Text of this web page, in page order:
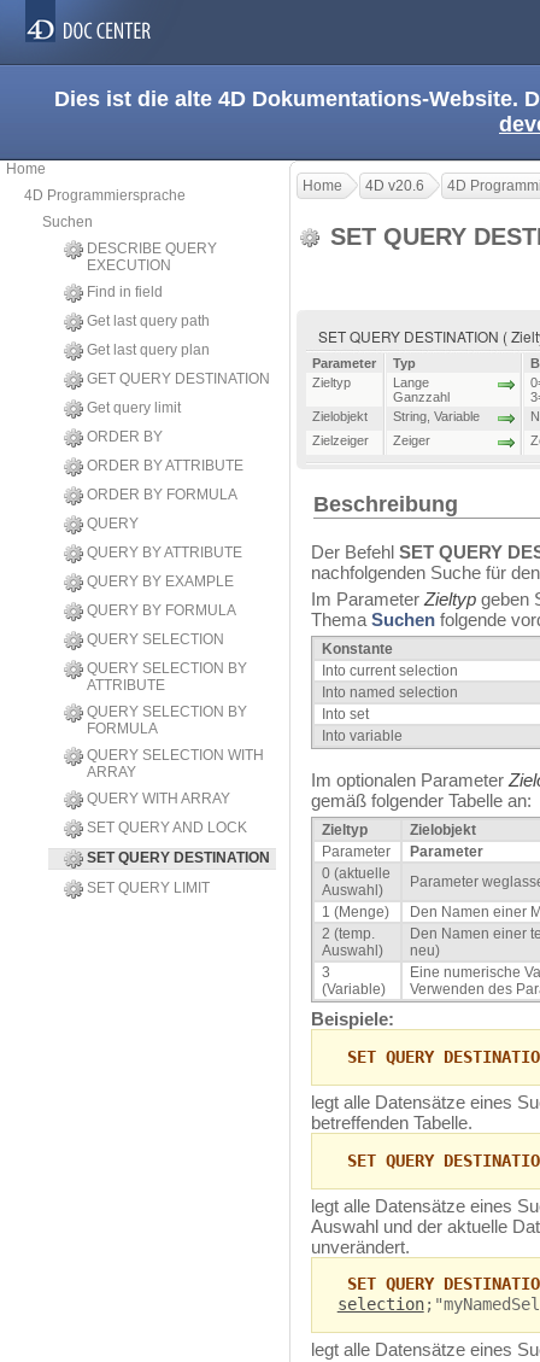
Dies ist die alte 4D Dokumentations-Website.
Home
4D Programmiersprache
Suchen
DESCRIBE QUERY
EXECUTION
Find in field
Get last query path
Get last query plan
GET QUERY DESTINATION
Get query limit
ORDER BY
ORDER BY ATTRIBUTE
ORDER BY FORMULA
QUERY
QUERY BY ATTRIBUTE
QUERY BY EXAMPLE
QUERY BY FORMULA
QUERY SELECTION
QUERY SELECTION BY
ATTRIBUTE
QUERY SELECTION BY
FORMULA
QUERY SELECTION WITH
ARRAY
QUERY WITH ARRAY
SET QUERY AND LOCK
SET QUERY DESTINATION
SET QUERY LIMIT
Home 4D v20.6 4D
SET QUERY
SET QUERY DESTINATION (
Parameter Typ
Zieltyp
Lange
Ganzzahl
Zielobjekt
String Variable
Zielzeiger
Zeiger
Beschreibung
Der Befehl SET QUERY
nachfolgenden Suche für
Im ParameterZieltyp geben
ThemaSuchen folgende
Konstante
Into current selection
Into named selection
Into set
Into variable
Im optionalen Parameter
gemäß folgender Tabelle an:
Zieltyp
Zielobjekt
Parameter
Parameter
0 (aktuelle
Auswahl)
Parameter
1 (Menge)
Den Namen einer
2 (temp.
Auswahl)
Den Namen einer
neu)
3
(Variable)
Eine numerische
Verwenden des
Beispiele:
SET QUERY
legt alle Datensätze eines
betreffenden Tabelle.
SET QUERY
legt alle Datensätze eines
Auswahl und der aktuelle
unverändert.
SET QUERY
selection
legt alle Datensätze eines